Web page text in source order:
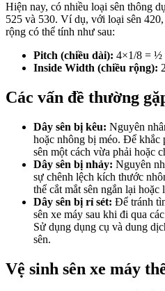
Hiện nay, có nhiều loại sên thông
525 và 530. Ví dụ, với loại sên
rộng có thể tính như sau:
Pitch (chiều dài): 4×1/8 = ½
Inside Width (chiều rộng):
Các vấn đề thường
Dây sên bị kêu: Nguyên
hoặc nhông bị méo. Để khắc
sên một cách vừa phải hoặc
Dây sên bị nhảy: Nguyên
sự chênh lệch kích thước
thể cắt mắt sên ngắn lại
Dây sên bị rỉ sét: Để tránh
sên xe máy sau khi đi qua
Sử dụng dụng cụ và dung
sên.
Vệ sinh sên xe máy